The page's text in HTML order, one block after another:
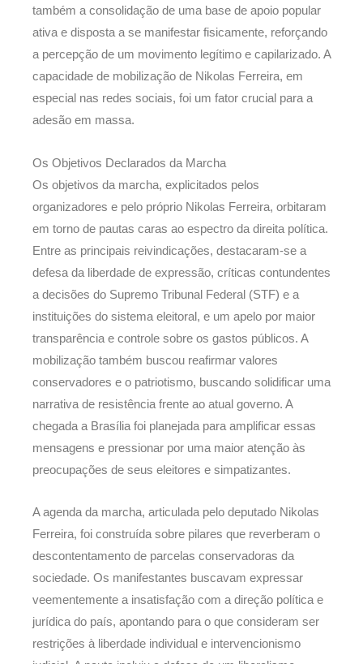
também a consolidação de uma base de apoio popular
ativa e disposta a se manifestar fisicamente, reforçando
a percepção de um movimento legítimo e capilarizado. A
capacidade de mobilização de Nikolas Ferreira, em
especial nas redes sociais, foi um fator crucial para a
adesão em massa.
Os Objetivos Declarados da Marcha
Os objetivos da marcha, explicitados pelos
organizadores e pelo próprio Nikolas Ferreira, orbitaram
em torno de pautas caras ao espectro da direita política.
Entre as principais reivindicações, destacaram-se a
defesa da liberdade de expressão, críticas contundentes
a decisões do Supremo Tribunal Federal (STF) e a
instituições do sistema eleitoral, e um apelo por maior
transparência e controle sobre os gastos públicos. A
mobilização também buscou reafirmar valores
conservadores e o patriotismo, buscando solidificar uma
narrativa de resistência frente ao atual governo. A
chegada a Brasília foi planejada para amplificar essas
mensagens e pressionar por uma maior atenção às
preocupações de seus eleitores e simpatizantes.
A agenda da marcha, articulada pelo deputado Nikolas
Ferreira, foi construída sobre pilares que reverberam o
descontentamento de parcelas conservadoras da
sociedade. Os manifestantes buscavam expressar
veementemente a insatisfação com a direção política e
jurídica do país, apontando para o que consideram ser
restrições à liberdade individual e intervencionismo